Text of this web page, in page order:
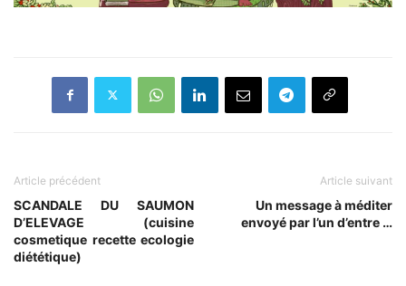
Article précédent
SCANDALE DU SAUMON
D’ELEVAGE (cuisine
cosmetique recette ecologie
diététique)
Article suivant
Un message à méditer
envoyé par l’un d’entre …